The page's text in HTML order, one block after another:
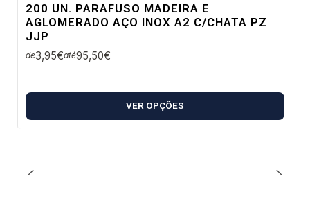
200 UN. PARAFUSO MADEIRA E
AGLOMERADO AÇO INOX A2 C/CHATA PZ
JJP
de3,95€até95,50€
VER OPÇÕES